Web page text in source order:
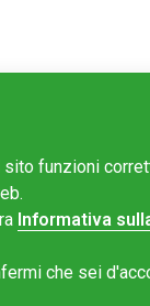
funzioni
Informativa
che sei